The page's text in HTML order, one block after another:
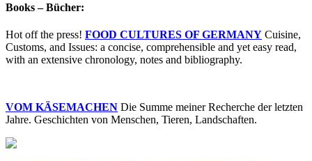
Books – Bücher:
Hot off the press! FOOD CULTURES OF GERMANY Cuisine,
Customs, and Issues: a concise, comprehensible and yet easy read,
with an extensive chronology, notes and bibliography.
VOM KÄSEMACHEN Die Summe meiner Recherche der letzten
Jahre. Geschichten von Menschen, Tieren, Landschaften.